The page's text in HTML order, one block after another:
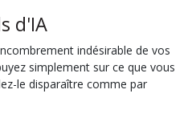
d'IA
indésirable de vos
simplement sur ce que vous
le disparaître comme par